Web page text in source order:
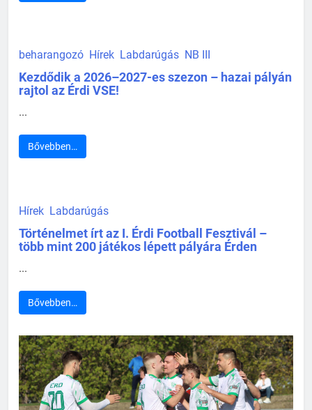
beharangozó Hírek Labdarúgás NB III
Kezdődik a 2026–2027-es szezon – hazai pályán
rajtol az Érdi VSE!
...
Bővebben…
Hírek Labdarúgás
Történelmet írt az I. Érdi Football Fesztivál –
több mint 200 játékos lépett pályára Érden
...
Bővebben…